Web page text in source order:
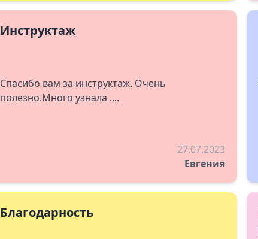
Инструктаж
Спасибо вам за инструктаж. Очень
полезно.Много узнала ....
27.07.2023
Евгения
Благодарность